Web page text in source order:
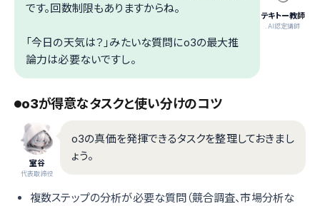
テキトー教師
.AI認定講師
です。回数制限もありますからね。
「今日の天気は？」みたいな質問にo3の最大推
論力は必要ないですし。
o3が得意なタスクと使い分けのコツ
室谷
代表取締役
o3の真価を発揮できるタスクを整理しておきまし
ょう。
複数ステップの分析が必要な質問（競合調査、市場分析な